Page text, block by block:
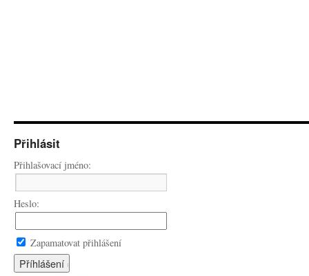
Přihlásit
Přihlašovací jméno:
Heslo:
Zapamatovat přihlášení